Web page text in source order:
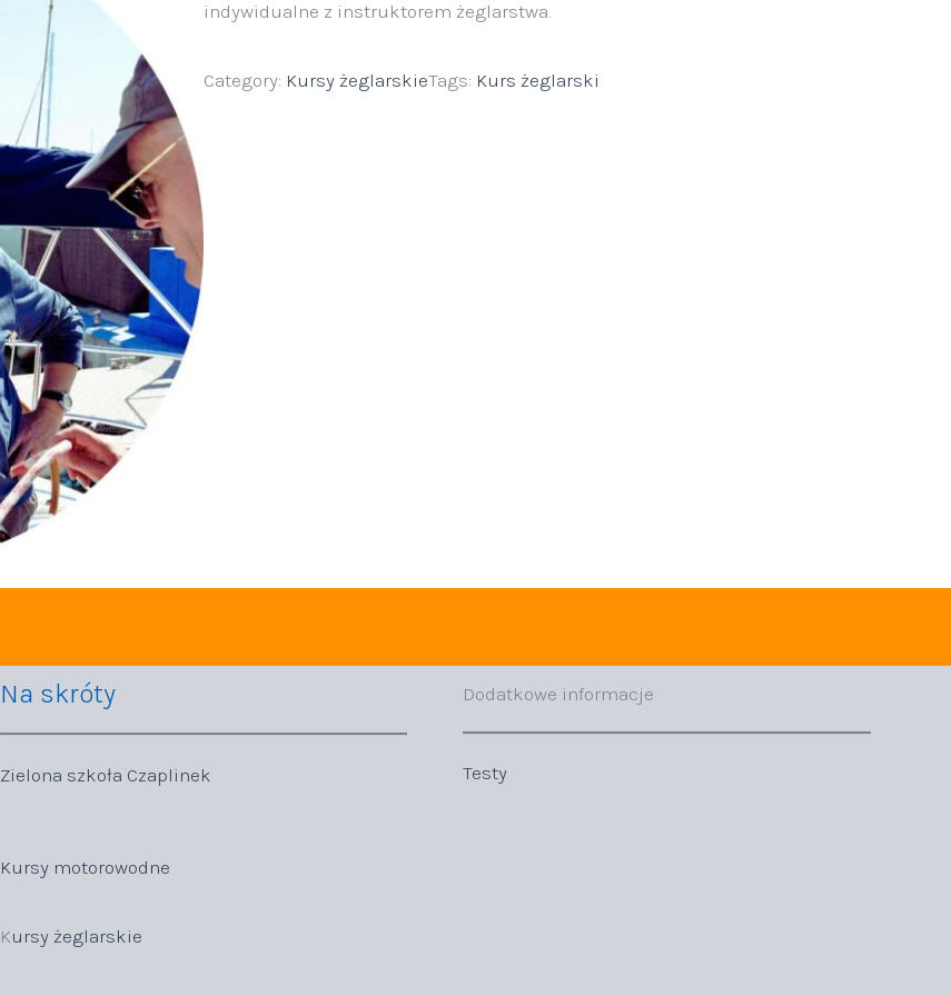
indywidualne z instruktorem żeglarstwa.
Category: Kursy żeglarskieTags: Kurs żeglarski
Na skróty
Zielona szkoła Czaplinek
Kursy motorowodne
Kursy żeglarskie
Dodatkowe informacje
Testy